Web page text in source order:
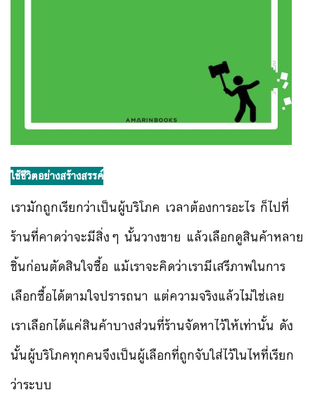
ใช้ชีวิตอย่างสร้างสรรค์
เรามักถูกเรียกว่าเป็นผู้บริโภค เวลาต้องการอะไร ก็ไปที่
ร้านที่คาดว่าจะมีสิ่งๆ นั้นวางขาย แล้วเลือกดูสินค้าหลาย
ชิ้นก่อนตัดสินใจซื้อ แม้เราจะคิดว่าเรามีเสรีภาพในการ
เลือกซื้อได้ตามใจปรารถนา แต่ความจริงแล้วไม่ใช่เลย
เราเลือกได้แค่สินค้าบางส่วนที่ร้านจัดหาไว้ให้เท่านั้น ดัง
นั้นผู้บริโภคทุกคนจึงเป็นผู้เลือกที่ถูกจับใส่ไว้ในไหที่เรียก
ว่าระบบ